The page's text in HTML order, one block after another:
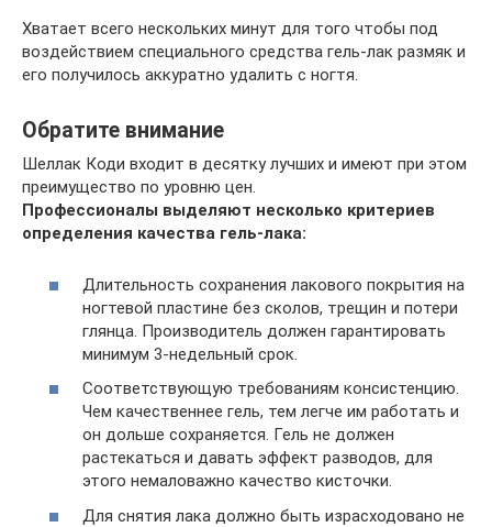
Хватает всего нескольких минут для того чтобы под
воздействием специального средства гель-лак размяк и
его получилось аккуратно удалить с ногтя.
Обратите внимание
Шеллак Коди входит в десятку лучших и имеют при этом
преимущество по уровню цен.
Профессионалы выделяют несколько критериев
определения качества гель-лака:
Длительность сохранения лакового покрытия на
ногтевой пластине без сколов, трещин и потери
глянца. Производитель должен гарантировать
минимум 3-недельный срок.
Соответствующую требованиям консистенцию.
Чем качественнее гель, тем легче им работать и
он дольше сохраняется. Гель не должен
растекаться и давать эффект разводов, для
этого немаловажно качество кисточки.
Для снятия лака должно быть израсходовано не